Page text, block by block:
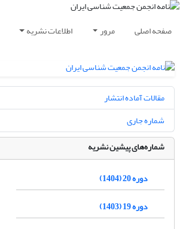
صفحه اصلی مرور اطلاعات نشریه
مقالات آماده انتشار
شماره جاری
شماره‌های پیشین نشریه
دوره 20 (1404)
دوره 19 (1403)